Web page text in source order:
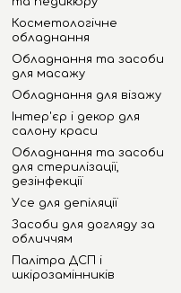
Косметологічне
обладнання
Обладнання та засоби
для масажу
Обладнання для візажу
Інтер'єр і декор для
салону краси
Обладнання та засоби
для стерилізації,
дезінфекції
Усе для депіляції
Засоби для догляду за
обличчям
Палітра ДСП і
шкірозамінників